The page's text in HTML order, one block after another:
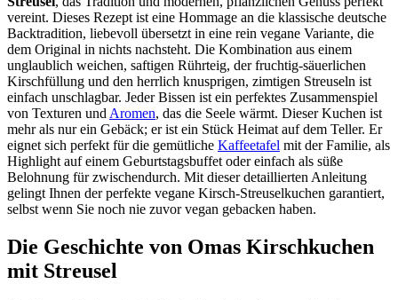
vereint. Dieses Rezept ist eine Hommage an die klassische deutsche
Backtradition, liebevoll übersetzt in eine rein vegane Variante, die
dem Original in nichts nachsteht. Die Kombination aus einem
unglaublich weichen, saftigen Rührteig, der fruchtig-säuerlichen
Kirschfüllung und den herrlich knusprigen, zimtigen Streuseln ist
einfach unschlagbar. Jeder Bissen ist ein perfektes Zusammenspiel
von Texturen undAromen, das die Seele wärmt. Dieser Kuchen ist
mehr als nur ein Gebäck; er ist ein Stück Heimat auf dem Teller. Er
eignet sich perfekt für die gemütliche Kaffeetafel mit der Familie, als
Highlight auf einem Geburtstagsbuffet oder einfach als süße
Belohnung für zwischendurch. Mit dieser detaillierten Anleitung
gelingt Ihnen der perfekte vegane Kirsch-Streuselkuchen garantiert,
selbst wenn Sie noch nie zuvor vegan gebacken haben.
Die Geschichte von Omas Kirschkuchen
mit Streusel